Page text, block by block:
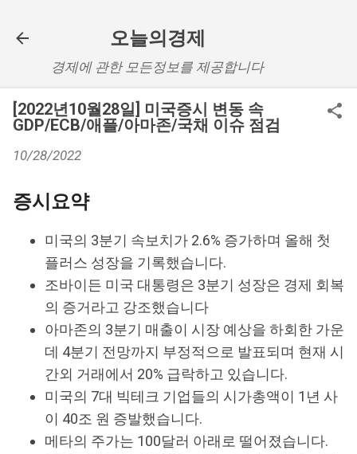
오늘의경제
경제에 관한 모든정보를 제공합니다
[2022년10월28일] 미국증시 변동 속
GDP/ECB/애플/아마존/국채 이슈 점검
10/28/2022
증시요약
미국의 3분기 속보치가 2.6% 증가하며 올해 첫
플러스 성장을 기록했습니다.
조바이든 미국 대통령은 3분기 성장은 경제 회복
의 증거라고 강조했습니다
아마존의 3분기 매출이 시장 예상을 하회한 가운
데 4분기 전망까지 부정적으로 발표되며 현재 시
간외 거래에서 20% 급락하고 있습니다.
미국의 7대 빅테크 기업들의 시가총액이 1년 사
이 40조 원 증발했습니다.
메타의 주가는 100달러 아래로 떨어졌습니다.